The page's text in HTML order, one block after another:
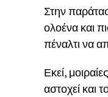
Στην
ολοένα και
πέναλτι να
Εκεί,
αστοχεί και